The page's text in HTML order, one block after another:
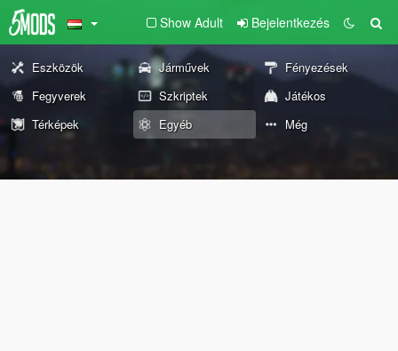
Show Adult Bejelentkezés
Eszközök Járművek
Fényezések
Fegyverek
Szkriptek
Játékos
Térképek
Egyéb Még